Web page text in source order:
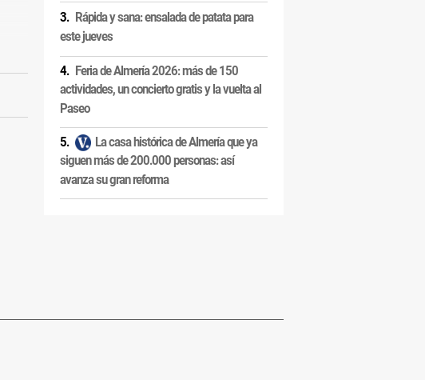
Rápida y sana: ensalada de patata para
este jueves
Feria de Almería 2026: más de 150
actividades, un concierto gratis y la vuelta al
Paseo
La casa histórica de Almería que ya
siguen más de 200.000 personas: así
avanza su gran reforma